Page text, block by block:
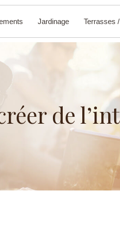
Jardinage Terrasses
de